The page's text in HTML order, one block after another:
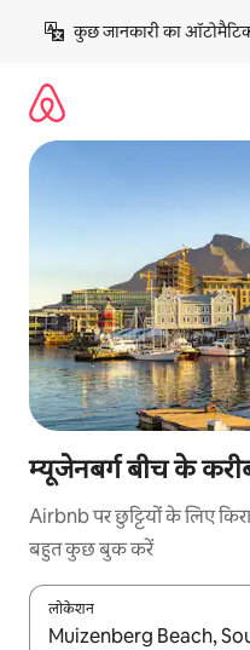
छोड़कर
कॉन्टेंट
कुछ जानकारी का
म्यूजेनबर्ग बीच के
Airbnb पर छुट्टियों के लिए
बहुत कुछ बुक करें
लोकेशन
नतीजों के उपलब्ध होने पर, अप